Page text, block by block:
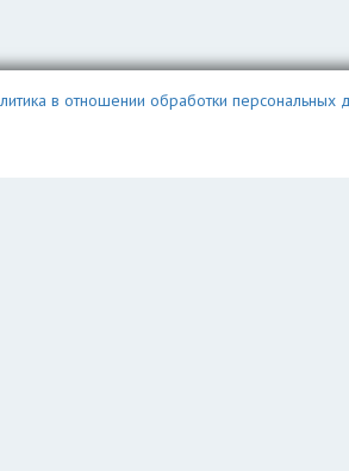
в отношении обработки персональных